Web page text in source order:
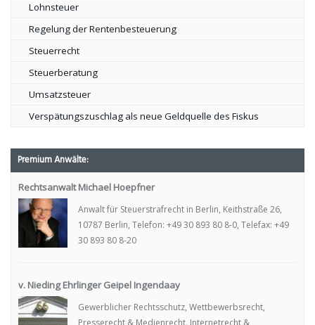
Lohnsteuer
Regelung der Rentenbesteuerung
Steuerrecht
Steuerberatung
Umsatzsteuer
Verspätungszuschlag als neue Geldquelle des Fiskus
Premium Anwälte:
Rechtsanwalt Michael Hoepfner
Anwalt für Steuerstrafrecht in Berlin, Keithstraße 26,
10787 Berlin, Telefon: +49 30 893 80 8-0, Telefax: +49
30 893 80 8-20
v. Nieding Ehrlinger Geipel Ingendaay
Gewerblicher Rechtsschutz, Wettbewerbsrecht,
Presserecht & Medienrecht, Internetrecht &